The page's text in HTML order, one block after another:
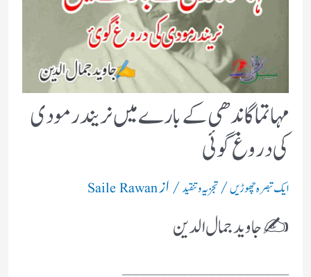
مہاتما گاندھی کے بارے میں نریندر مودی
کی دروغ گوئی
ایک تبصرہ چھوڑیں/تجزیہ و تنقید/ ازSaile Rawan
✍️ جاوید جمال الدین